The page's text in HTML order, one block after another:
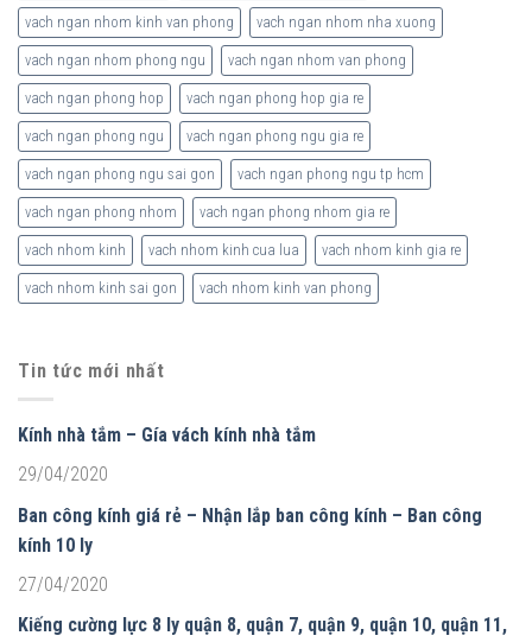
vach ngan nhom kinh van phong vach ngan nhom nha xuong
vach ngan nhom phong ngu vach ngan nhom van phong
vach ngan phong hop vach ngan phong hop gia re
vach ngan phong ngu vach ngan phong ngu gia re
vach ngan phong ngu sai gon vach ngan phong ngu tp hcm
vach ngan phong nhom vach ngan phong nhom gia re
vach nhom kinh vach nhom kinh cua lua vach nhom kinh gia re
vach nhom kinh sai gon vach nhom kinh van phong
Tin tức mới nhất
Kính nhà tắm – Gía vách kính nhà tắm
29/04/2020
Ban công kính giá rẻ – Nhận lắp ban công kính – Ban công
kính 10 ly
27/04/2020
Kiếng cường lực 8 ly quận 8, quận 7, quận 9, quận 10, quận 11,